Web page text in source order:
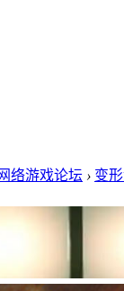
网络游戏论坛 › 变